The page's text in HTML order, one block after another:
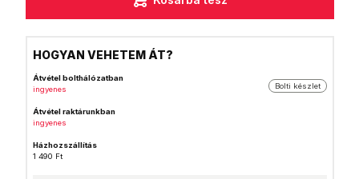
HOGYAN VEHETEM ÁT?
Átvétel bolthálózatban
ingyenes
Bolti készlet
Átvétel raktárunkban
ingyenes
Házhozszállítás
1 490 Ft